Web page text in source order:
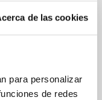
de las cookies
para personalizar
de redes